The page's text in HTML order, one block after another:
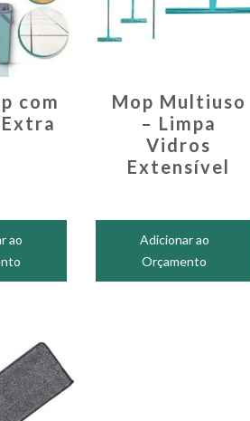
com
ao
Mop Multiuso
– Limpa
Vidros
Extensível
Adicionar ao
Orçamento